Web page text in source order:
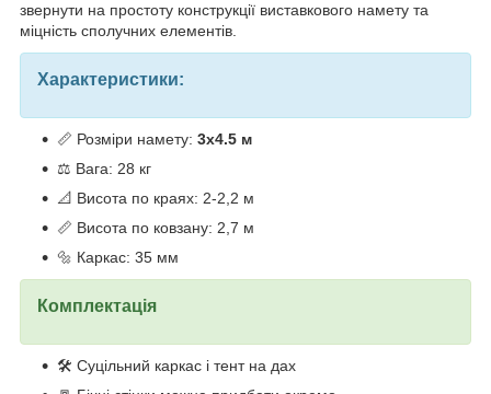
звернути на простоту конструкції виставкового намету та
міцність сполучних елементів.
Характеристики:
📏 Розміри намету: 3х4.5 м
⚖️ Вага: 28 кг
📐 Висота по краях: 2-2,2 м
📏 Висота по ковзану: 2,7 м
🔩 Каркас: 35 мм
Комплектація
🛠️ Суцільний каркас і тент на дах